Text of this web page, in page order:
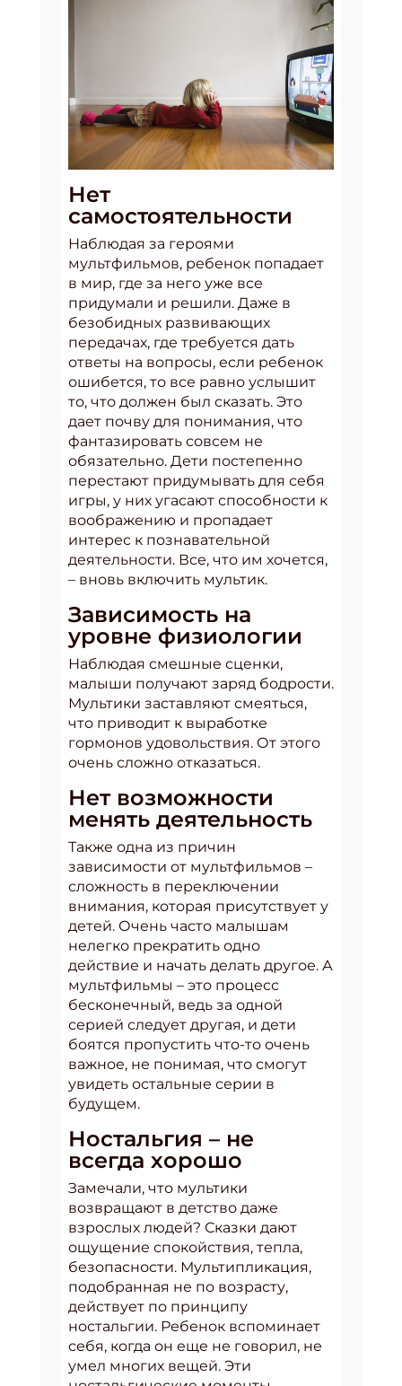
Нет
самостоятельности
Наблюдая за героями
мультфильмов, ребенок попадает
в мир, где за него уже все
придумали и решили. Даже в
безобидных развивающих
передачах, где требуется дать
ответы на вопросы, если ребенок
ошибется, то все равно услышит
то, что должен был сказать. Это
дает почву для понимания, что
фантазировать совсем не
обязательно. Дети постепенно
перестают придумывать для себя
игры, у них угасают способности к
воображению и пропадает
интерес к познавательной
деятельности. Все, что им хочется,
– вновь включить мультик.
Зависимость на
уровне физиологии
Наблюдая смешные сценки,
малыши получают заряд бодрости.
Мультики заставляют смеяться,
что приводит к выработке
гормонов удовольствия. От этого
очень сложно отказаться.
Нет возможности
менять деятельность
Также одна из причин
зависимости от мультфильмов –
сложность в переключении
внимания, которая присутствует у
детей. Очень часто малышам
нелегко прекратить одно
действие и начать делать другое. А
мультфильмы – это процесс
бесконечный, ведь за одной
серией следует другая, и дети
боятся пропустить что-то очень
важное, не понимая, что смогут
увидеть остальные серии в
будущем.
Ностальгия – не
всегда хорошо
Замечали, что мультики
возвращают в детство даже
взрослых людей? Сказки дают
ощущение спокойствия, тепла,
безопасности. Мультипликация,
подобранная не по возрасту,
действует по принципу
ностальгии. Ребенок вспоминает
себя, когда он еще не говорил, не
умел многих вещей. Эти